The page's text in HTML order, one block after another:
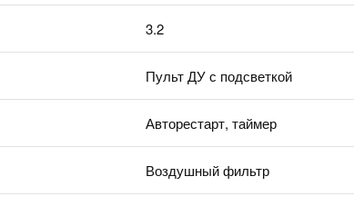
3.2
Пульт ДУ с подсветкой
Авторестарт, таймер
Воздушный фильтр